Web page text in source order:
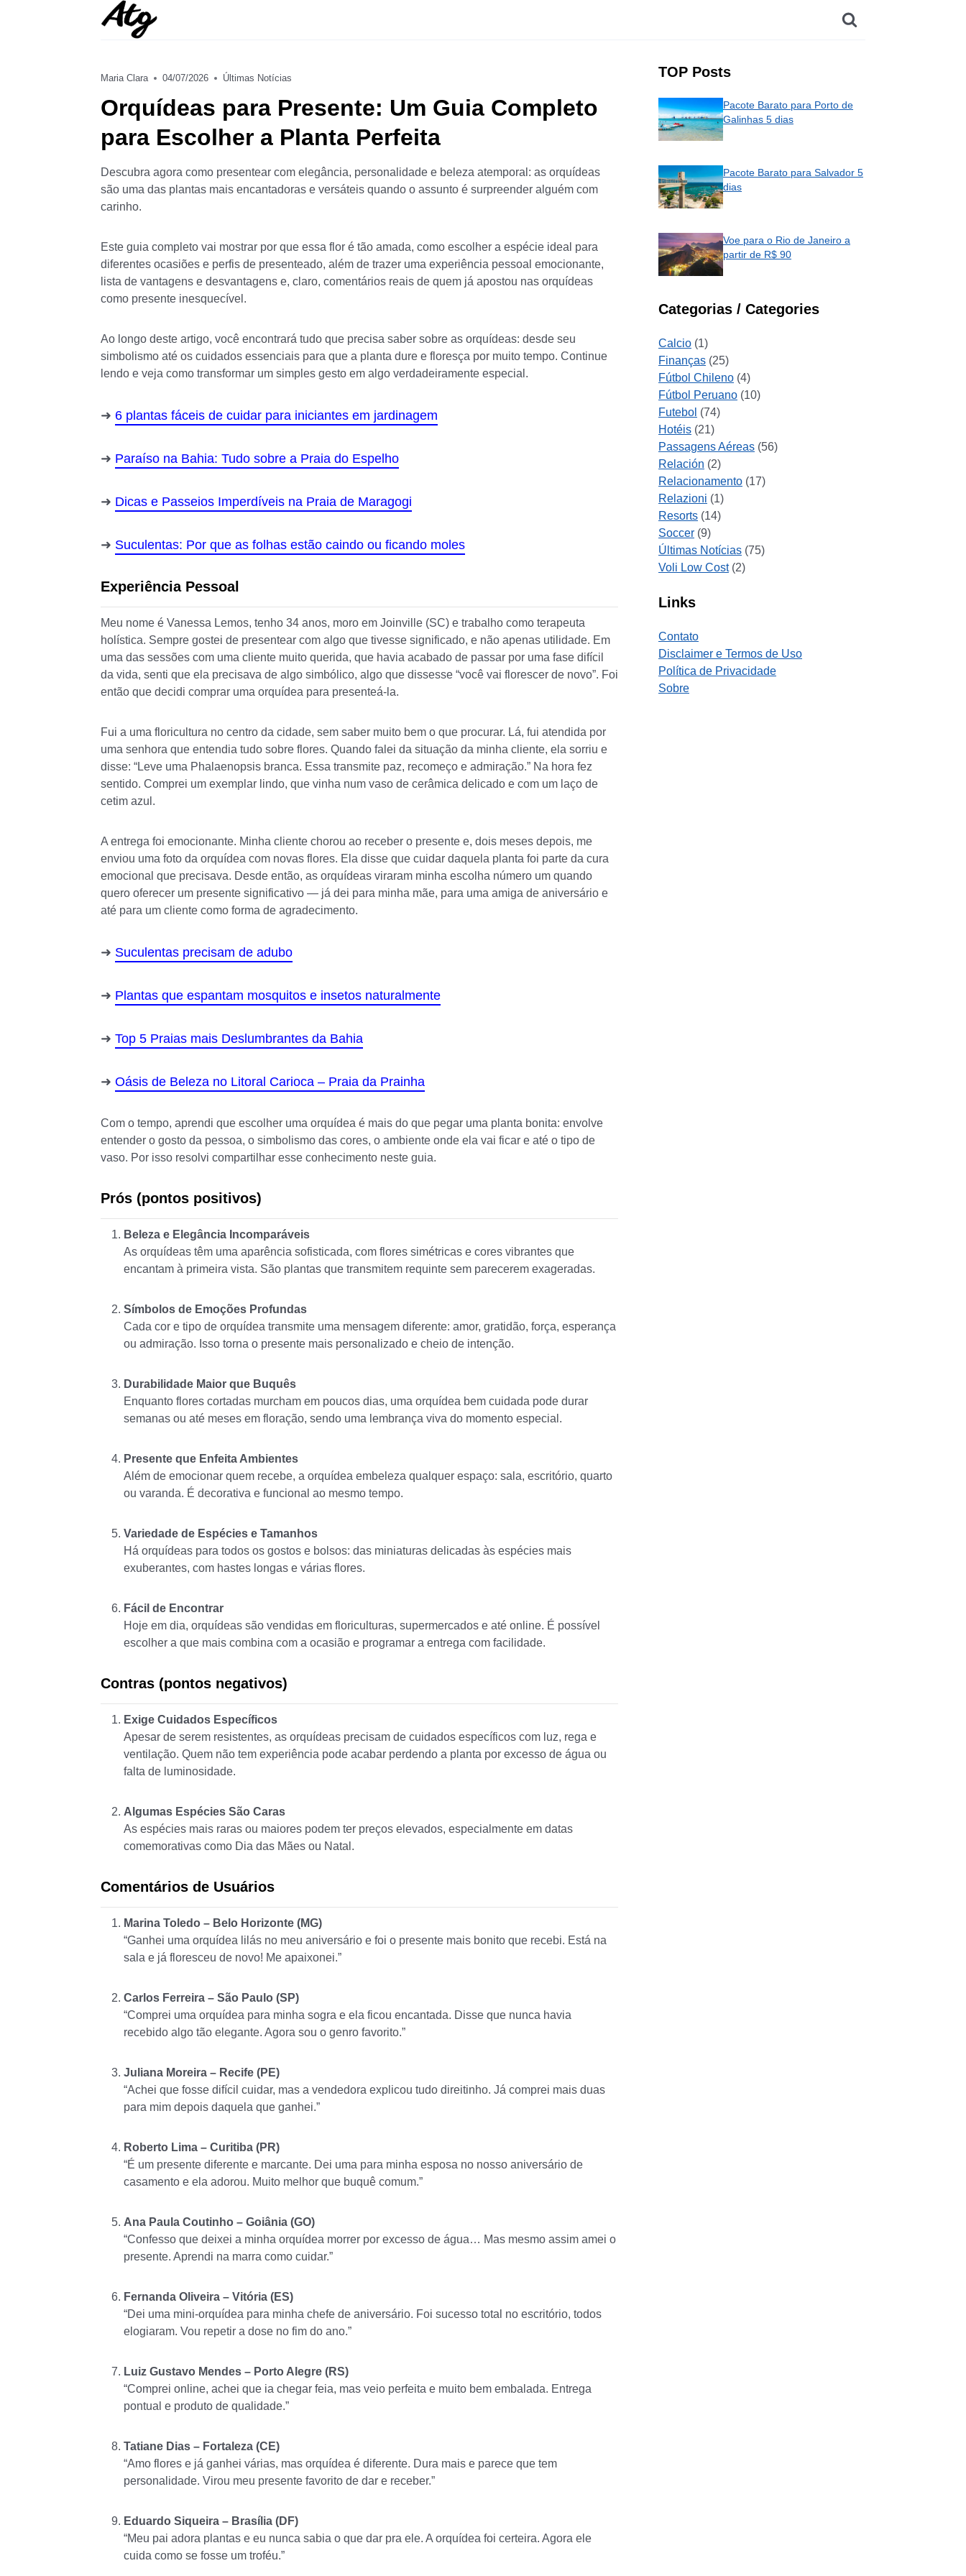
Maria Clara 04/07/2026 Últimas Notícias
Orquídeas para Presente: Um Guia Completo
para Escolher a Planta Perfeita
Descubra agora como presentear com elegância, personalidade e beleza atemporal: as orquídeas
são uma das plantas mais encantadoras e versáteis quando o assunto é surpreender alguém com
carinho.
Este guia completo vai mostrar por que essa flor é tão amada, como escolher a espécie ideal para
diferentes ocasiões e perfis de presenteado, além de trazer uma experiência pessoal emocionante,
lista de vantagens e desvantagens e, claro, comentários reais de quem já apostou nas orquídeas
como presente inesquecível.
Ao longo deste artigo, você encontrará tudo que precisa saber sobre as orquídeas: desde seu
simbolismo até os cuidados essenciais para que a planta dure e floresça por muito tempo. Continue
lendo e veja como transformar um simples gesto em algo verdadeiramente especial.
6 plantas fáceis de cuidar para iniciantes em jardinagem
Paraíso na Bahia: Tudo sobre a Praia do Espelho
Dicas e Passeios Imperdíveis na Praia de Maragogi
Suculentas: Por que as folhas estão caindo ou ficando moles
Experiência Pessoal
Meu nome é Vanessa Lemos, tenho 34 anos, moro em Joinville (SC) e trabalho como terapeuta
holística. Sempre gostei de presentear com algo que tivesse significado, e não apenas utilidade. Em
uma das sessões com uma cliente muito querida, que havia acabado de passar por uma fase difícil
da vida, senti que ela precisava de algo simbólico, algo que dissesse “você vai florescer de novo”. Foi
então que decidi comprar uma orquídea para presenteá-la.
Fui a uma floricultura no centro da cidade, sem saber muito bem o que procurar. Lá, fui atendida por
uma senhora que entendia tudo sobre flores. Quando falei da situação da minha cliente, ela sorriu e
disse: “Leve uma Phalaenopsis branca. Essa transmite paz, recomeço e admiração.” Na hora fez
sentido. Comprei um exemplar lindo, que vinha num vaso de cerâmica delicado e com um laço de
cetim azul.
A entrega foi emocionante. Minha cliente chorou ao receber o presente e, dois meses depois, me
enviou uma foto da orquídea com novas flores. Ela disse que cuidar daquela planta foi parte da cura
emocional que precisava. Desde então, as orquídeas viraram minha escolha número um quando
quero oferecer um presente significativo — já dei para minha mãe, para uma amiga de aniversário e
até para um cliente como forma de agradecimento.
Suculentas precisam de adubo
Plantas que espantam mosquitos e insetos naturalmente
Top 5 Praias mais Deslumbrantes da Bahia
Oásis de Beleza no Litoral Carioca – Praia da Prainha
Com o tempo, aprendi que escolher uma orquídea é mais do que pegar uma planta bonita: envolve
entender o gosto da pessoa, o simbolismo das cores, o ambiente onde ela vai ficar e até o tipo de
vaso. Por isso resolvi compartilhar esse conhecimento neste guia.
Prós (pontos positivos)
Beleza e Elegância Incomparáveis
As orquídeas têm uma aparência sofisticada, com flores simétricas e cores vibrantes que
encantam à primeira vista. São plantas que transmitem requinte sem parecerem exageradas.
Símbolos de Emoções Profundas
Cada cor e tipo de orquídea transmite uma mensagem diferente: amor, gratidão, força, esperança
ou admiração. Isso torna o presente mais personalizado e cheio de intenção.
Durabilidade Maior que Buquês
Enquanto flores cortadas murcham em poucos dias, uma orquídea bem cuidada pode durar
semanas ou até meses em floração, sendo uma lembrança viva do momento especial.
Presente que Enfeita Ambientes
Além de emocionar quem recebe, a orquídea embeleza qualquer espaço: sala, escritório, quarto
ou varanda. É decorativa e funcional ao mesmo tempo.
Variedade de Espécies e Tamanhos
Há orquídeas para todos os gostos e bolsos: das miniaturas delicadas às espécies mais
exuberantes, com hastes longas e várias flores.
Fácil de Encontrar
Hoje em dia, orquídeas são vendidas em floriculturas, supermercados e até online. É possível
escolher a que mais combina com a ocasião e programar a entrega com facilidade.
Contras (pontos negativos)
Exige Cuidados Específicos
Apesar de serem resistentes, as orquídeas precisam de cuidados específicos com luz, rega e
ventilação. Quem não tem experiência pode acabar perdendo a planta por excesso de água ou
falta de luminosidade.
Algumas Espécies São Caras
As espécies mais raras ou maiores podem ter preços elevados, especialmente em datas
comemorativas como Dia das Mães ou Natal.
Comentários de Usuários
Marina Toledo – Belo Horizonte (MG)
“Ganhei uma orquídea lilás no meu aniversário e foi o presente mais bonito que recebi. Está na
sala e já floresceu de novo! Me apaixonei.”
Carlos Ferreira – São Paulo (SP)
“Comprei uma orquídea para minha sogra e ela ficou encantada. Disse que nunca havia
recebido algo tão elegante. Agora sou o genro favorito.”
Juliana Moreira – Recife (PE)
“Achei que fosse difícil cuidar, mas a vendedora explicou tudo direitinho. Já comprei mais duas
para mim depois daquela que ganhei.”
Roberto Lima – Curitiba (PR)
“É um presente diferente e marcante. Dei uma para minha esposa no nosso aniversário de
casamento e ela adorou. Muito melhor que buquê comum.”
Ana Paula Coutinho – Goiânia (GO)
“Confesso que deixei a minha orquídea morrer por excesso de água… Mas mesmo assim amei o
presente. Aprendi na marra como cuidar.”
Fernanda Oliveira – Vitória (ES)
“Dei uma mini-orquídea para minha chefe de aniversário. Foi sucesso total no escritório, todos
elogiaram. Vou repetir a dose no fim do ano.”
Luiz Gustavo Mendes – Porto Alegre (RS)
“Comprei online, achei que ia chegar feia, mas veio perfeita e muito bem embalada. Entrega
pontual e produto de qualidade.”
Tatiane Dias – Fortaleza (CE)
“Amo flores e já ganhei várias, mas orquídea é diferente. Dura mais e parece que tem
personalidade. Virou meu presente favorito de dar e receber.”
Eduardo Siqueira – Brasília (DF)
“Meu pai adora plantas e eu nunca sabia o que dar pra ele. A orquídea foi certeira. Agora ele
cuida como se fosse um troféu.”
TOP Posts
Pacote Barato para Porto de
Galinhas 5 dias
Pacote Barato para Salvador 5
dias
Voe para o Rio de Janeiro a
partir de R$ 90
Categorias / Categories
Calcio (1)
Finanças (25)
Fútbol Chileno (4)
Fútbol Peruano (10)
Futebol (74)
Hotéis (21)
Passagens Aéreas (56)
Relación (2)
Relacionamento (17)
Relazioni (1)
Resorts (14)
Soccer (9)
Últimas Notícias (75)
Voli Low Cost(2)
Links
Contato
Disclaimer e Termos de Uso
Política de Privacidade
Sobre